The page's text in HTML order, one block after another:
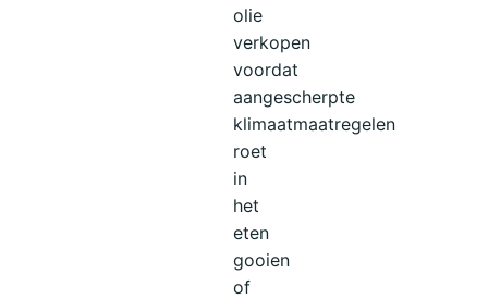
olie
verkopen
voordat
aangescherpte
klimaatmaatregelen
roet
in
het
eten
gooien
of